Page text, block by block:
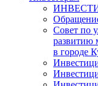
Совет по
развитию
в городе